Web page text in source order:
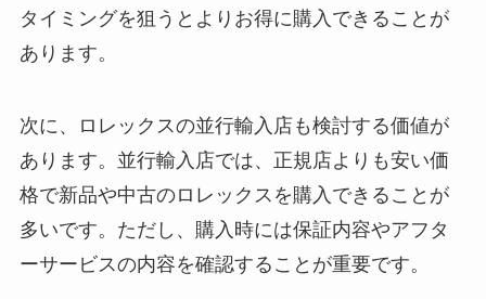
タイミングを狙うとよりお得に購入できることが
あります。
次に、ロレックスの並行輸入店も検討する価値が
あります。並行輸入店では、正規店よりも安い価
格で新品や中古のロレックスを購入できることが
多いです。ただし、購入時には保証内容やアフタ
ーサービスの内容を確認することが重要です。